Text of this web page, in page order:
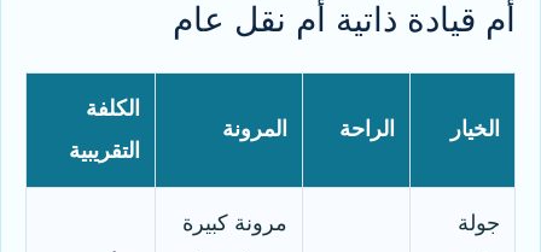
أم قيادة ذاتية أم نقل عام
الخيار الراحة المرونة
الكلفة
التقريبية
جولة
مرونة كبيرة